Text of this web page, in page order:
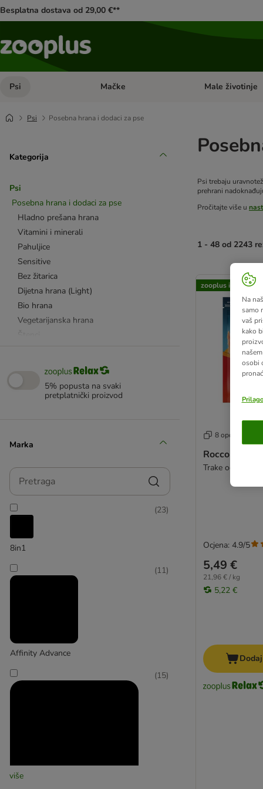
Besplatna dostava od 29,00 €**
Psi Pregled kategorija: Psi
Mačke Pregled kategorija:
Male životinje
Psi Posebna hrana i dodaci za pse
Kategorija
Psi
Posebna hrana i dodaci za pse
Hladno prešana hrana
Vitamini i minerali
Pahuljice
Sensitive
Bez žitarica
Dijetna hrana (Light)
Bio hrana
Vegetarijanska hrana
Veterinarska hrana
Bubrežna dijeta
Zglobovi i kosti
Želudac i probava
Rast i snaga
Ostali sustavi organa
Rocco Diet Care
Royal Canin Veterinary Diet
Beaphar
5% popusta na svaki
pretplatnički proizvod
Marka
Pretraga
8in1
(23)
Affinity Advance
(11)
(15)
više
Psi trebaju
prehrani
Pročitajte više u
1 - 48 od 2243
artikli proizvoda
zooplus izbor
8 opcija
Rocco Chings
Trake od pilećih
5,49 €
21,96 € / kg
5,22 €
Ocjena: 4.9/5
Na
samo
vaš
kako
osobi